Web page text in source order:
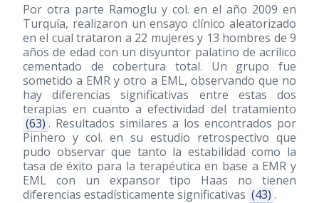
Por otra parte Ramoglu y col. en el año 2009 en
Turquía, realizaron un ensayo clínico aleatorizado
en el cual trataron a 22 mujeres y 13 hombres de 9
años de edad con un disyuntor palatino de acrílico
cementado de cobertura total. Un grupo fue
sometido a EMR y otro a EML, observando que no
hay diferencias significativas entre estas dos
terapias en cuanto a efectividad del tratamiento
(63) . Resultados similares a los encontrados por
Pinhero y col. en su estudio retrospectivo que
pudo observar que tanto la estabilidad como la
tasa de éxito para la terapéutica en base a EMR y
EML con un expansor tipo Haas no tienen
diferencias estadísticamente significativas (43) .